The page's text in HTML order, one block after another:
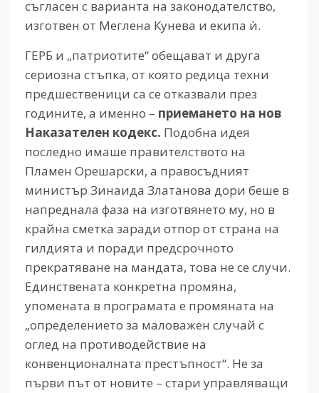
съгласен с варианта на законодателство,
изготвен от Меглена Кунева и екипа ѝ.
ГЕРБ и „патриотите“ обещават и друга
сериозна стъпка, от която редица техни
предшественици са се отказвали през
годините, а именно – приемането на нов
Наказателен кодекс. Подобна идея
последно имаше правителството на
Пламен Орешарски, а правосъдният
министър Зинаида Златанова дори беше в
напреднала фаза на изготвянето му, но в
крайна сметка заради отпор от страна на
гилдията и поради предсрочното
прекратяване на мандата, това не се случи.
Единствената конкретна промяна,
упомената в програмата е промяната на
„определението за маловажен случай с
оглед на противодействие на
конвенционалната престъпност“. Не за
първи път от новите – стари управляващи